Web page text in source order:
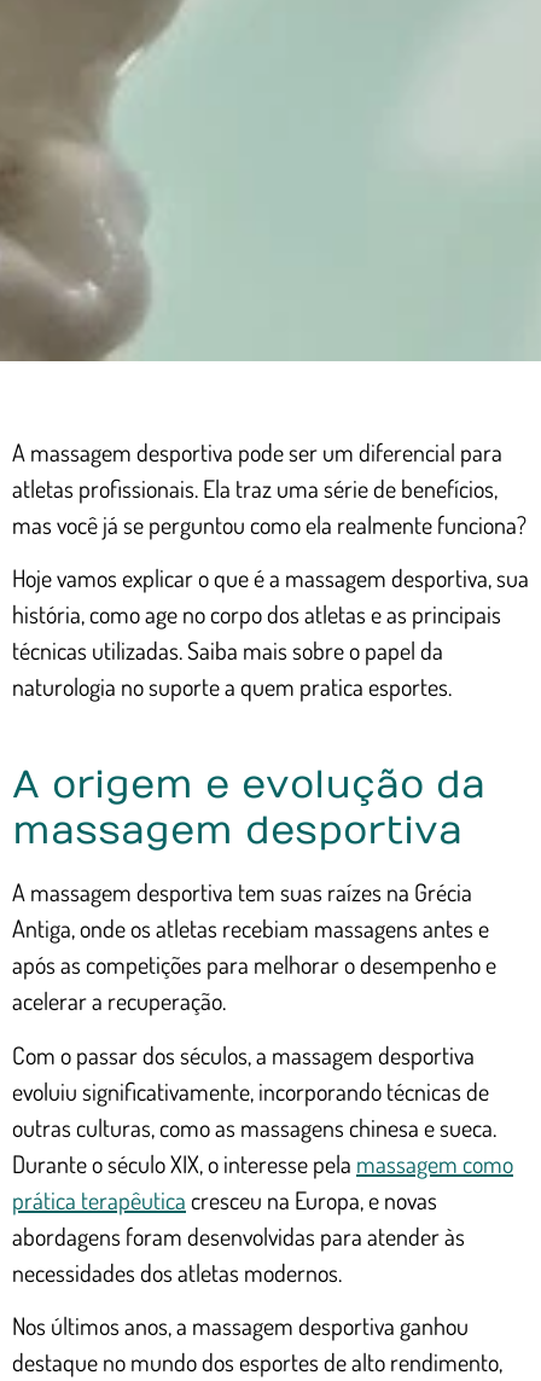
A massagem desportiva pode ser um diferencial para
atletas profissionais. Ela traz uma série de benefícios,
mas você já se perguntou como ela realmente funciona?
Hoje vamos explicar o que é a massagem desportiva, sua
história, como age no corpo dos atletas e as principais
técnicas utilizadas. Saiba mais sobre o papel da
naturologia no suporte a quem pratica esportes.
A origem e evolução da
massagem desportiva
A massagem desportiva tem suas raízes na Grécia
Antiga, onde os atletas recebiam massagens antes e
após as competições para melhorar o desempenho e
acelerar a recuperação.
Com o passar dos séculos, a massagem desportiva
evoluiu significativamente, incorporando técnicas de
outras culturas, como as massagens chinesa e sueca.
Durante o século XIX, o interesse pela massagem como
prática terapêutica cresceu na Europa, e novas
abordagens foram desenvolvidas para atender às
necessidades dos atletas modernos.
Nos últimos anos, a massagem desportiva ganhou
destaque no mundo dos esportes de alto rendimento,